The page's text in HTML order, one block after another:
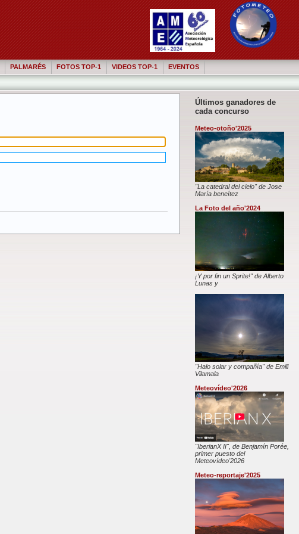
PALMARÉS FOTOS TOP-1 VIDEOS TOP-1 EVENTOS
Últimos ganadores de
cada concurso
Meteo-otoño'2025
"La catedral del cielo" de Jose
María beneítez
La Foto del año'2024
¡Y por fin un Sprite!" de Alberto
Lunas y
"Halo solar y compañía" de Emili
Vilamala
Meteovídeo'2026
"IberianX II", de Benjamín Porée,
primer puesto del
Meteovídeo'2026
Meteo-reportaje'2025